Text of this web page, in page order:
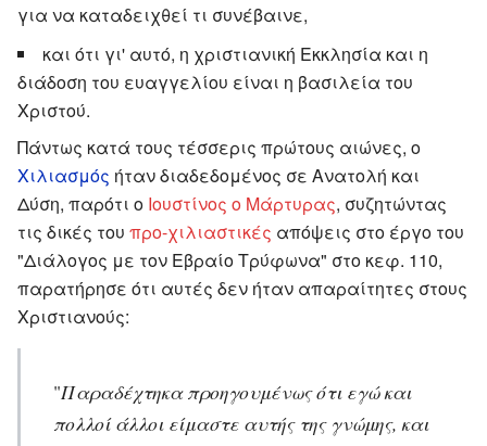
για να καταδειχθεί τι συνέβαινε,
και ότι γι' αυτό, η χριστιανική Εκκλησία και η
διάδοση του ευαγγελίου είναι η βασιλεία του
Χριστού.
Πάντως κατά τους τέσσερις πρώτους αιώνες, ο
Χιλιασμός ήταν διαδεδομένος σε Ανατολή και
Δύση, παρότι ο Ιουστίνος ο Μάρτυρας, συζητώντας
τις δικές του προ-χιλιαστικές απόψεις στο έργο του
"Διάλογος με τον Εβραίο Τρύφωνα" στο κεφ. 110,
παρατήρησε ότι αυτές δεν ήταν απαραίτητες στους
Χριστιανούς:
"Παραδέχτηκα προηγουμένως ότι εγώ και
πολλοί άλλοι είμαστε αυτής της γνώμης, και